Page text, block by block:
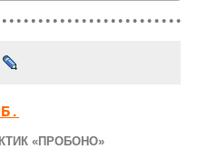
«ПРОБОНО»